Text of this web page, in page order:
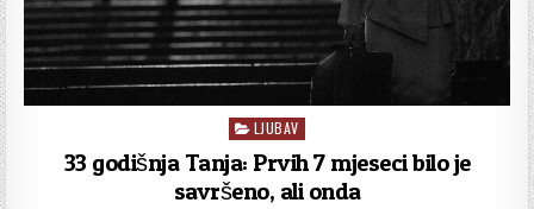
Posted
in
LJUBAV
33 godišnja Tanja: Prvih 7 mjeseci bilo je
savršeno, ali onda